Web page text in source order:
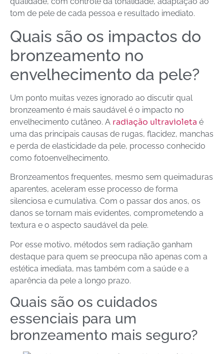
tom de pele de cada pessoa e resultado imediato.
Quais são os impactos do
bronzeamento no
envelhecimento da pele?
Um ponto muitas vezes ignorado ao discutir qual
bronzeamento é mais saudável é o impacto no
envelhecimento cutâneo. A radiação ultravioleta é
uma das principais causas de rugas, flacidez, manchas
e perda de elasticidade da pele, processo conhecido
como fotoenvelhecimento.
Bronzeamentos frequentes, mesmo sem queimaduras
aparentes, aceleram esse processo de forma
silenciosa e cumulativa. Com o passar dos anos, os
danos se tornam mais evidentes, comprometendo a
textura e o aspecto saudável da pele.
Por esse motivo, métodos sem radiação ganham
destaque para quem se preocupa não apenas com a
estética imediata, mas também com a saúde e a
aparência da pele a longo prazo.
Quais são os cuidados
essenciais para um
bronzeamento mais seguro?